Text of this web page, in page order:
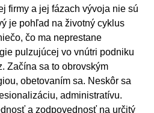
firmy a jej fázach vývoja nie sú
je pohľad na životný cyklus
čo ma neprestane
pulzujúcej vo vnútri podniku
Začína sa to obrovským
obetovaním sa. Neskôr sa
administratívu.
a zodpovednosť na určitý